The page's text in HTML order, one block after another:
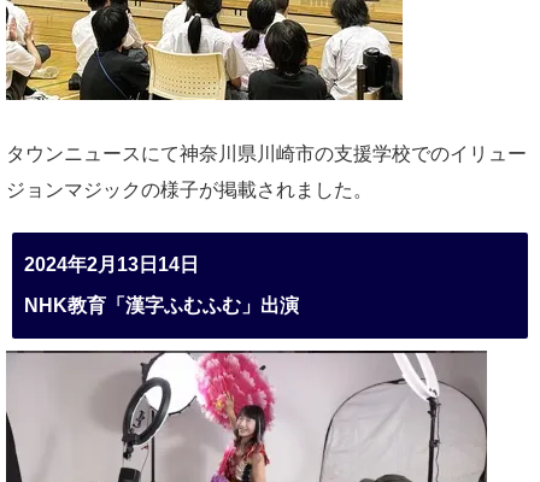
タウンニュースにて神奈川県川崎市の支援学校でのイリュー
ジョンマジックの様子が掲載されました。
2024年2月13日14日
NHK教育「漢字ふむふむ」出演